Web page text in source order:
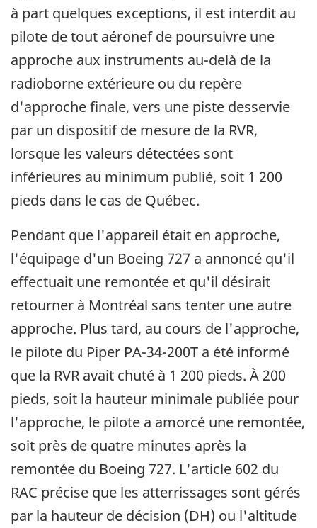
à part quelques exceptions, il est interdit au
pilote de tout aéronef de poursuivre une
approche aux instruments au-delà de la
radioborne extérieure ou du repère
d'approche finale, vers une piste desservie
par un dispositif de mesure de la RVR,
lorsque les valeurs détectées sont
inférieures au minimum publié, soit 1 200
pieds dans le cas de Québec.
Pendant que l'appareil était en approche,
l'équipage d'un Boeing 727 a annoncé qu'il
effectuait une remontée et qu'il désirait
retourner à Montréal sans tenter une autre
approche. Plus tard, au cours de l'approche,
le pilote du Piper PA-34-200T a été informé
que la RVR avait chuté à 1 200 pieds. À 200
pieds, soit la hauteur minimale publiée pour
l'approche, le pilote a amorcé une remontée,
soit près de quatre minutes après la
remontée du Boeing 727. L'article 602 du
RAC précise que les atterrissages sont gérés
par la hauteur de décision (DH) ou l'altitude